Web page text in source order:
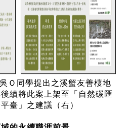
Ｏ同學提出之溪蟹友善棲地
續將此案上架至「自然碳匯
臺」之建議（右）